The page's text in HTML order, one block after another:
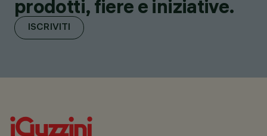
prodotti, fiere e iniziative.
ISCRIVITI